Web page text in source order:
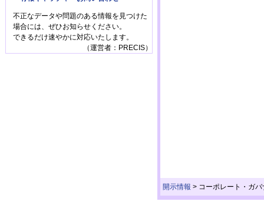
開示情報 > コーポレート・ガ
不正なデータや問題のある情報を見つけた
場合には、ぜひお知らせください。
できるだけ速やかに対応いたします。
（運営者：PRECIS）